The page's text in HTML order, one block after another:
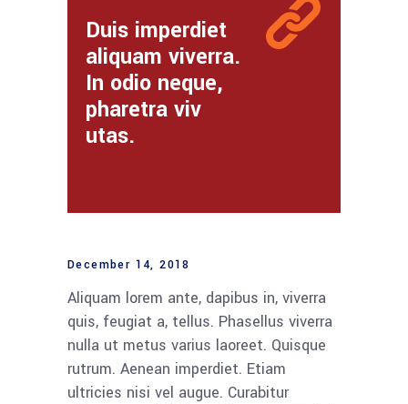
Duis imperdiet
aliquam viverra.
In odio neque,
pharetra viv
utas.
December 14, 2018
Aliquam lorem ante, dapibus in, viverra
quis, feugiat a, tellus. Phasellus viverra
nulla ut metus varius laoreet. Quisque
rutrum. Aenean imperdiet. Etiam
ultricies nisi vel augue. Curabitur